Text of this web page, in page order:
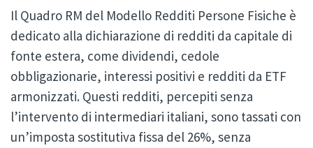
Il Quadro RM del Modello Redditi Persone Fisiche è
dedicato alla dichiarazione di redditi da capitale di
fonte estera, come dividendi, cedole
obbligazionarie, interessi positivi e redditi da ETF
armonizzati. Questi redditi, percepiti senza
l’intervento di intermediari italiani, sono tassati con
un’imposta sostitutiva fissa del 26%, senza